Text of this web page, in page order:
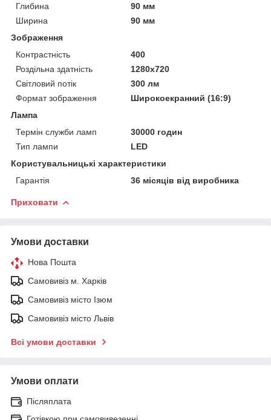
Глибина
90 мм
Ширина
90 мм
Зображення
Контрастність
400
Роздільна здатність
1280x720
Світловий потік
300 лм
Формат зображення
Широкоекранний (16:9)
Лампа
Термін служби ламп
30000 годин
Тип лампи
LED
Користувальницькі характеристики
Гарантія
36 місяців від виробника
Приховати
Умови доставки
Нова Пошта
Самовивіз м. Харків
Самовивіз місто Ізюм
Самовивіз місто Львів
Всі умови доставки
Умови оплати
Післяплата